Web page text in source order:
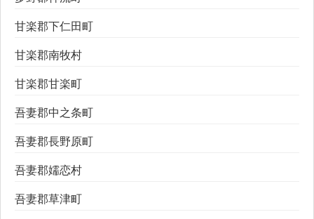
甘楽郡下仁田町
甘楽郡南牧村
甘楽郡甘楽町
吾妻郡中之条町
吾妻郡長野原町
吾妻郡嬬恋村
吾妻郡草津町